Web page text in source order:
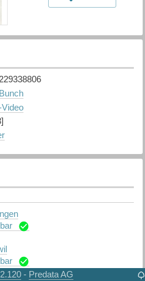
- Predata AG